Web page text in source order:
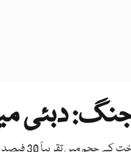
جنگ: دبئی